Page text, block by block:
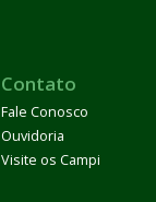
Contato
Fale Conosco
Ouvidoria
Visite os Campi